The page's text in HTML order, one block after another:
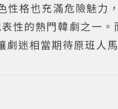
性格也充滿危險魅力
性的熱門韓劇之一
劇迷相當期待原班人